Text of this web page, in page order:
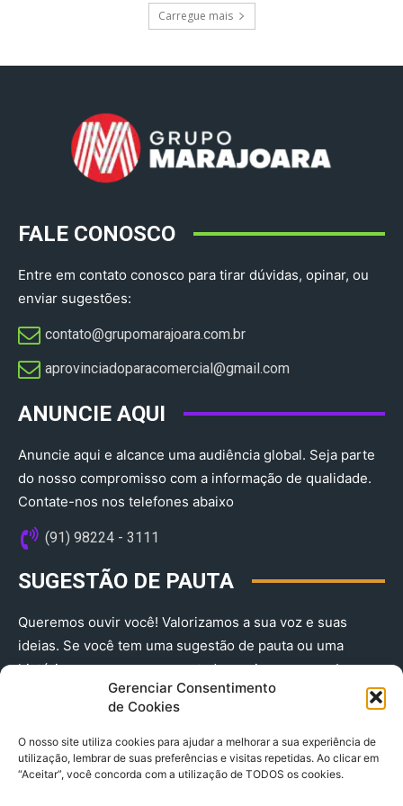
Gerenciar Consentimento
de Cookies
O nosso site utiliza cookies para ajudar a melhorar a sua experiência de
utilização, lembrar de suas preferências e visitas repetidas. Ao clicar em
“Aceitar”, você concorda com a utilização de TODOS os cookies.
Carregue mais
FALE CONOSCO
Entre em contato conosco para tirar dúvidas, opinar, ou
enviar sugestões:
contato@grupomarajoara.com.br
aprovinciadoparacomercial@gmail.com​
ANUNCIE AQUI
Anuncie aqui e alcance uma audiência global. Seja parte
do nosso compromisso com a informação de qualidade.
Contate-nos nos telefones abaixo
(91) 98224 - 3111
SUGESTÃO DE PAUTA
Queremos ouvir você! Valorizamos a sua voz e suas
ideias. Se você tem uma sugestão de pauta ou uma
história que merece ser contada, envie-nos agora!
(91) 98224 - 3111